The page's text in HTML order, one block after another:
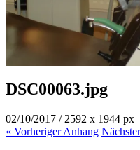
DSC00063.jpg
02/10/2017 / 2592 x 1944 px
« VorherigerAnhang Nächster